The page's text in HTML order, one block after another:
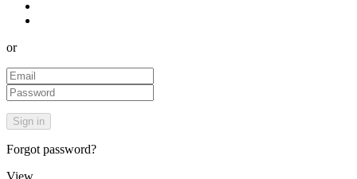
or
Forgot password?
View